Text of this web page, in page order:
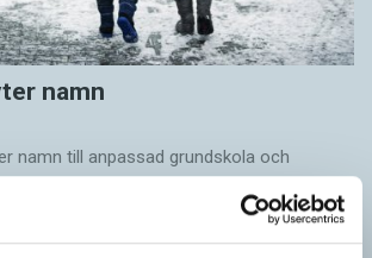
namn
namn till anpassad grundskola och
sker är artonåriga Leo Lust…